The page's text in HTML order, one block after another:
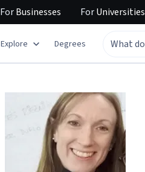
ForBusinesses ForUniversities
Explore Degrees